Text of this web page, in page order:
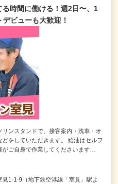
時間に働ける！週2日〜、1
ビューも大歓迎！
ンスタンドで、接客案内・洗車・オ
どをしていただきます。 給油はセルフ
がご自身で作業してくださいます…
1-1-9（地下鉄空港線「室見」駅よ